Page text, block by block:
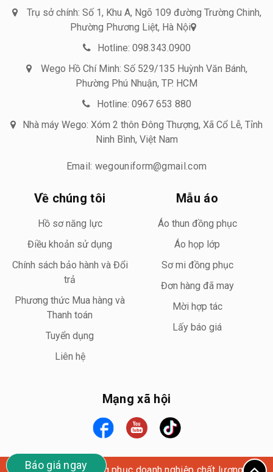
Báo giá ngay
Trụ sở chính: Số 1, Khu A, Ngõ 109 đường Trường Chinh,
Phường Phương Liệt, Hà Nội
Hotline: 098.343.0900
Wego Hồ Chí Minh: Số 529/135 Huỳnh Văn Bánh,
Phường Phú Nhuận, TP. HCM
Hotline: 0967 653 880
Nhà máy Wego: Xóm 2 thôn Đông Thượng, Xã Cổ Lễ, Tỉnh
Ninh Bình, Việt Nam
Email: wegouniform@gmail.com
Về chúng tôi
Hồ sơ năng lực
Điều khoản sử dụng
Chính sách bảo hành và Đổi
trả
Phương thức Mua hàng và
Thanh toán
Tuyển dụng
Liên hệ
Mẫu áo
Áo thun đồng phục
Áo họp lớp
Sơ mi đồng phục
Đơn hàng đã may
Mời hợp tác
Lấy báo giá
Mạng xã hội